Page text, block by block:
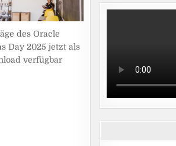
des Oracle
Day 2025 jetzt als
verfügbar